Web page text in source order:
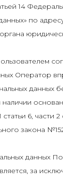
14
по
Оператор
данных
статьи 6, части
закона
данных
за